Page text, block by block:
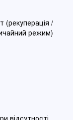
(рекуперація /
режим)
відсутності